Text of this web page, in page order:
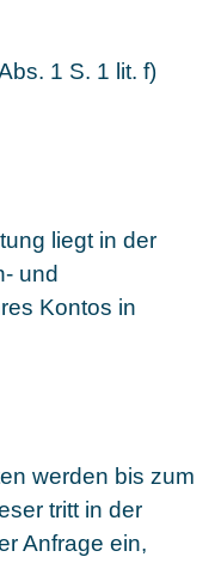
1 S. 1 lit. f)
liegt in der
und
Kontos in
werden bis zum
tritt in der
Anfrage ein,